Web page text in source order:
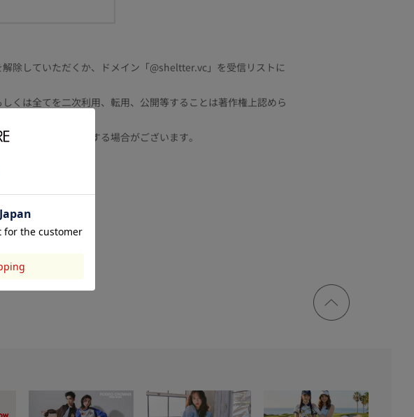
除していただくか、ドメイン「@sheltter.vc」を受信リストに
くは全てを二次利用、転用、公開等することは著作権上認めら
容により時間を要する場合がございます。
ページ
トップ